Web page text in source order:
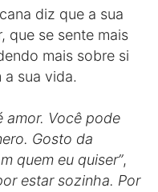
diz que a sua
que se sente mais
mais sobre si
a sua vida.
amor. Você pode
Gosto da
quem eu quiser”,
estar sozinha. Por